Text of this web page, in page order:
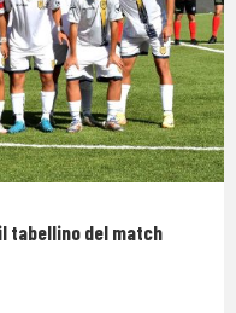
tabellino del match